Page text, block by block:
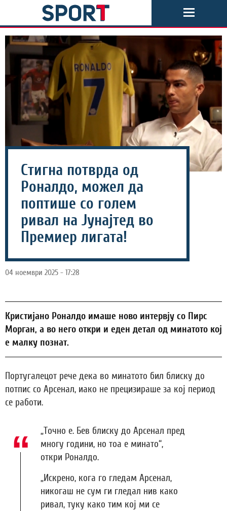
Стигна потврда од
Роналдо, можел да
поптише со голем
ривал на Јунајтед во
Премиер лигата!
04 ноември 2025 - 17:28
Кристијано Роналдо имаше ново интервју со Пирс
Морган, а во него откри и еден детал од минатото кој
е малку познат.
Португалецот рече дека во минатото бил блиску до
потпис со Арсенал, иако не прецизираше за кој период
се работи.
„Точно е. Бев блиску до Арсенал пред
многу години, но тоа е минато“,
откри Роналдо.
„Искрено, кога го гледам Арсенал,
никогаш не сум ги гледал нив како
ривал, туку како тим кој ми се